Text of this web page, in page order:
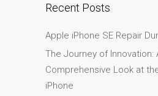
Recent Posts
Apple iPhone SE Repair
The Journey of Innovation:
Comprehensive Look at
iPhone